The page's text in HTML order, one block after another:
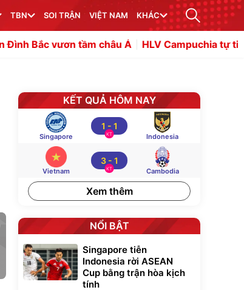
TBN SOI TRẬN VIỆT NAM KHÁC
tầm châu Á HLV Campuchia tự tin nếu tái đấu
KẾT QUẢ HÔM NAY
Singapore
1 - 1
KT Indonesia
Vietnam
3 - 1
KT Cambodia
Xem thêm
NỔI BẬT
Singapore tiễn
Indonesia rời ASEAN
Cup bằng trận hòa kịch
tính